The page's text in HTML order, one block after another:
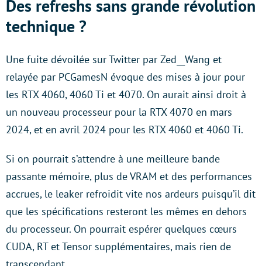
Des refreshs sans grande révolution
technique ?
Une fuite dévoilée sur Twitter par Zed__Wang et
relayée par PCGamesN évoque des mises à jour pour
les RTX 4060, 4060 Ti et 4070. On aurait ainsi droit à
un nouveau processeur pour la RTX 4070 en mars
2024, et en avril 2024 pour les RTX 4060 et 4060 Ti.
Si on pourrait s’attendre à une meilleure bande
passante mémoire, plus de VRAM et des performances
accrues, le leaker refroidit vite nos ardeurs puisqu’il dit
que les spécifications resteront les mêmes en dehors
du processeur. On pourrait espérer quelques cœurs
CUDA, RT et Tensor supplémentaires, mais rien de